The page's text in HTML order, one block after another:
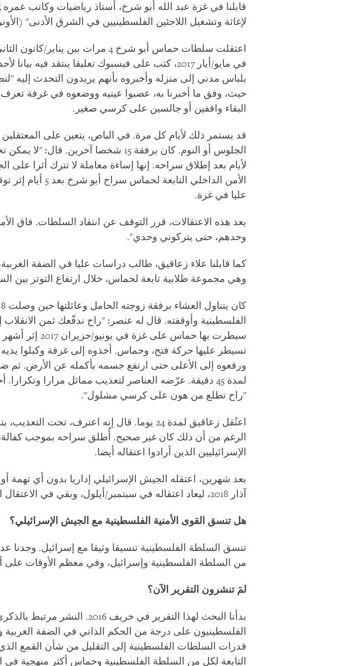
لإغاثة وتشغيل اللاجئين الفلسطينيين في الشرق الأدنى"
في مايو/أيار 2017، كتب على فيسبوك تعليقا ينتقد
بلباس مدني إلى منزله وأخبروه بأنهم يريدون التحدث
حيث، وفق ما أخبرنا به، عصبوا عينيه ووضعوه في غرفة تعرف
البقاء واقفين أو جالسين على كرسي صغير.
قد يستمر ذلك لأيام كل مرة. في الباص، يتعين على
الجلوس أو النوم. كان برفقة 15 شخصا
لأيام بعد إطلاق سراحه. إنها إساءة معاملة لا تترك أثرا
الأمن الداخلي
عليا في غزة.
بعد هذه الاعتقالات، قرر التوقف عن انتقاد السلطات. فاق
وحدهم، حتى يتركوني وحدي".
كما قابلنا علاء زعاقيق، طالب دراسات عليا في الضفة
وهي مجموعة طلابية تابعة لحماس، خلال ارتفاع التوتر بين
الفلسطينية وأوقفته. قال له عنصر: "راح ندفّعك ثمن
سيطرت بها
تسيطر عليها حركة فتح، وحماس. أخذوه إلى غرفة وكبلوا
ورفعوه إلى الأعلى حتى ارتفع جسمه بأكمله عن الأرض. ثم
لمدة 45 دقيقة. عرّضه العناصر لتعذيب مماثل مرارا
"راح تطلع من هون على كرسي مشلول".
اعتُقل زعاقيق لمدة 24 يوما. قال إنه اعترف،
الرغم من أن ذلك كان غير صحيح. أُطلق سراحه بموجب كفالة،
الإسرائيليين الذين أرادوا اعتقاله أيضا.
آذار 2018، ليعاد اعتقاله في سبتمبر/أيلول، وبقي في الاعتقال الإداري 4 أشهر.
هل تنسق القوى الأمنية الفلسطينية مع الجيش الإسرائيلي؟
تنسق السلطة الفلسطينية تنسيقا وثيقا مع إسرائيل.
من السلطة الفلسطينية وإسرائيل، وفي معظم الأوقات
لمَ تنشرون التقرير الآن؟
الفلسطينيون على درجة من الحكم الذاتي في الضفة
قدرات السلطات الفلسطينية إلى التقليل من شأن القمع
التابعة لكل من السلطة الفلسطينية وحماس أكثر منهجية